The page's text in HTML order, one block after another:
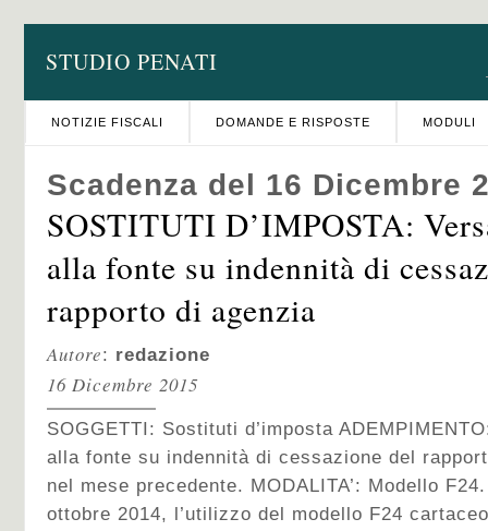
STUDIO PENATI
NOTIZIE FISCALI DOMANDE E RISPOSTE MODULI
Scadenza del 16 Dicembre
SOSTITUTI D’IMPOSTA:
alla fonte su indennità di
rapporto di agenzia
Autore: redazione
16 Dicembre 2015
SOGGETTI: Sostituti d’imposta
alla fonte su indennità di cessazione del
nel mese precedente. MODALITA’: Modello
ottobre 2014, l’utilizzo del modello F24